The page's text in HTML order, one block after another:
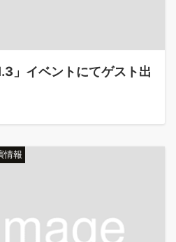
」イベントにてゲスト出
情報